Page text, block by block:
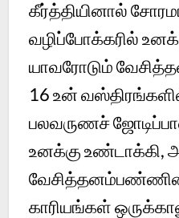
கீர்த்தியினால்
வழிப்போக்கரில்
யாவரோடும்
16 உன்
பலவருணச்
உனக்கு
காரியங்கள்